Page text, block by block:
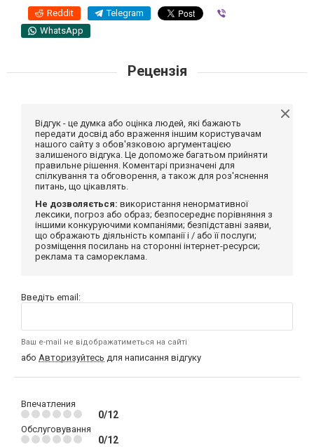
Reddit Telegram
WhatsApp
Рецензія
Відгук - це думка або оцінка людей, які бажають
передати досвід або враження іншим користувачам
нашого сайту з обов'язковою аргументацією
залишеного відгука. Це допоможе багатьом прийняти
правильне рішення. Коментарі призначені для
спілкування та обговорення, а також для роз'яснення
питань, що цікавлять.
Не дозволяється: використання ненормативної
лексики, погроз або образ; безпосереднє порівняння з
іншими конкуруючими компаніями; безпідставні заяви,
що ображають діяльність компанії і / або її послуги;
розміщення посилань на сторонні інтернет-ресурси;
реклама та самореклама.
Введіть email:
Ваш e-mail не відображатиметься на сайті
або Авторизуйтесь для написання відгуку
Впечатления
0/12
Обслуговування
0/12